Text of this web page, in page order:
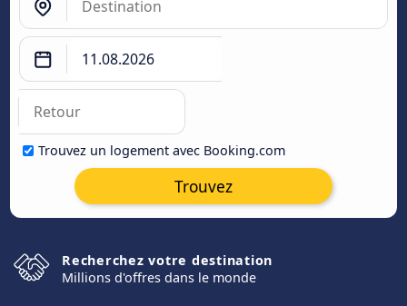
Trouvez un logement avec Booking.com
Trouvez
Recherchez votre destination
Millions d'offres dans le monde